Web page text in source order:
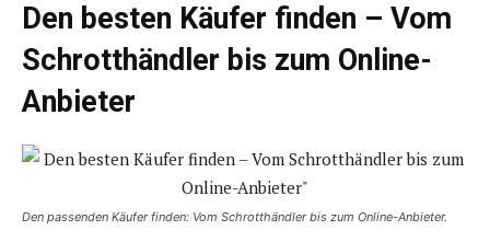
Den besten Käufer finden – Vom
Schrotthändler bis zum Online-
Anbieter
Den passenden Käufer finden: Vom Schrotthändler bis zum Online-Anbieter.